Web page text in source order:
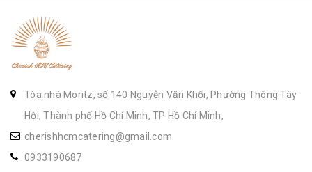
Tòa nhà Moritz, số 140 Nguyễn Văn Khối, Phường Thông Tây
Hội, Thành phố Hồ Chí Minh, TP Hồ Chí Minh,
cherishhcmcatering@gmail.com
0933190687